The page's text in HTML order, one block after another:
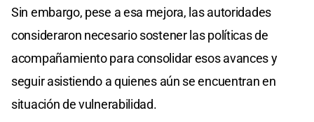
Sin embargo, pese a esa mejora, las autoridades
consideraron necesario sostener las políticas de
acompañamiento para consolidar esos avances y
seguir asistiendo a quienes aún se encuentran en
situación de vulnerabilidad.